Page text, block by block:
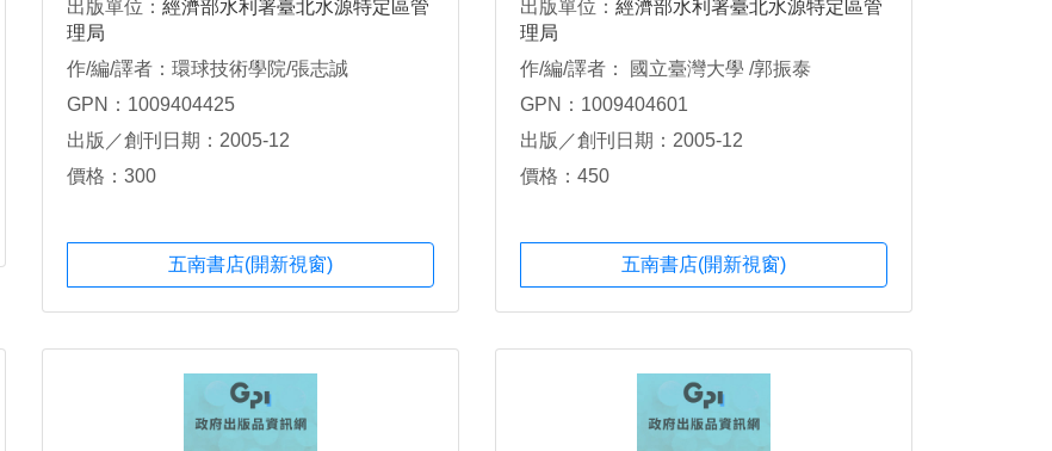
出版單位： 經濟部水利署臺北水源特定區管
理局
作/編/譯者：環球技術學院/張志誠
GPN：1009404425
出版／創刊日期：2005-12
價格：300
五南書店(開新視窗)
出版單位： 經濟部水利署臺北水源特定區管
理局
作/編/譯者： 國立臺灣大學 /郭振泰
GPN：1009404601
出版／創刊日期：2005-12
價格：450
五南書店(開新視窗)